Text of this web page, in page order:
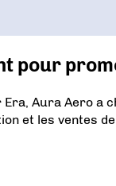
pour
Aura Aero a
et les ventes